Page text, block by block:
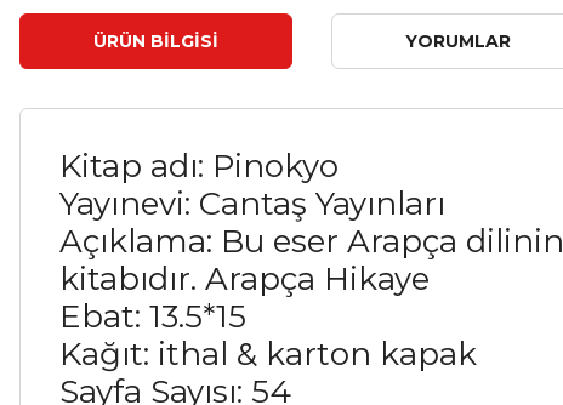
ÜRÜN BILGISI YORUMLAR
Kitap adı: Pinokyo
Yayınevi: Cantaş Yayınları
Açıklama: Bu eser Arapça
kitabıdır. Arapça Hikaye
Ebat: 13.5*15
Kağıt: ithal & karton kapak
Sayfa Sayısı: 54